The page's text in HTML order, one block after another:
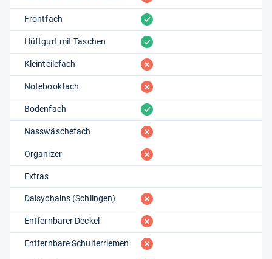
Frontfach vorhanden
Hüftgurt mit Taschen vorhanden
Kleinteilefach fehlt
Notebookfach fehlt
Bodenfach vorhanden
Nasswäschefach fehlt
Organizer fehlt
Extras
Daisychains (Schlingen) fehlt
Entfernbarer Deckel fehlt
Entfernbare Schulterriemen fehlt